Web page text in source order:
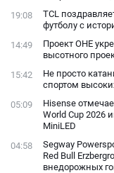
19:08
TCL
футболу с
14:49
Проект ОНЕ
высотного
15:42
Не просто
спортом
05:09
Hisense
World Cup 2026
MiniLED
04:58
Segway
Red Bull
внедорожных